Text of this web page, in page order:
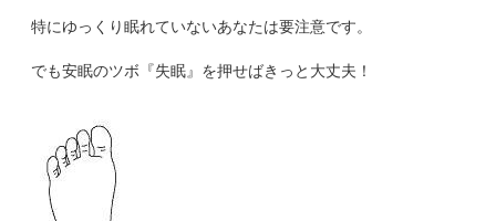
特にゆっくり眠れていないあなたは要注意です。
でも安眠のツボ『失眠』を押せばきっと大丈夫！